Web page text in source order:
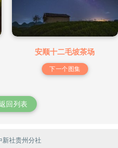
安顺十二毛坡茶场
下一个图集
回列表
社贵州分社